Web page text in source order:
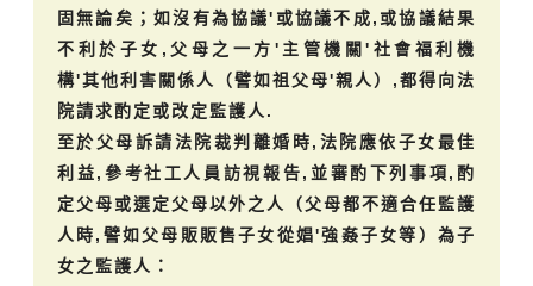
固無論矣；如沒有為協議'或協議不成,或協議結果
不利於子女,父母之一方'主管機關'社會福利機
構'其他利害關係人（譬如祖父母'親人）,都得向法
院請求酌定或改定監護人.
至於父母訴請法院裁判離婚時,法院應依子女最佳
利益,參考社工人員訪視報告,並審酌下列事項,酌
定父母或選定父母以外之人（父母都不適合任監護
人時,譬如父母販販售子女從娼'強姦子女等）為子
女之監護人：